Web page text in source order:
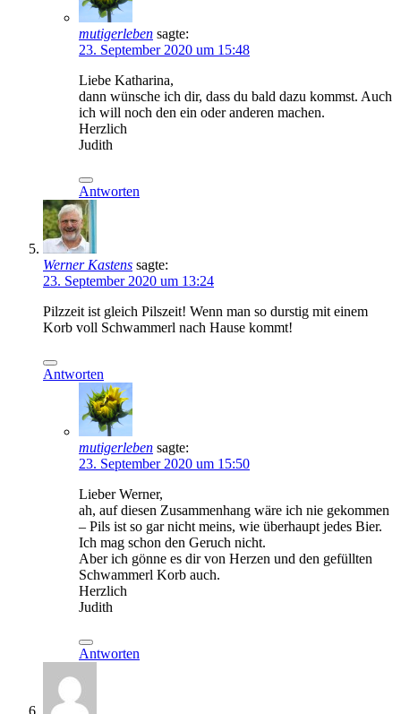
mutigerleben sagte:
23. September 2020 um 15:48
Liebe Katharina,
dann wünsche ich dir, dass du bald dazu kommst. Auch
ich will noch den ein oder anderen machen.
Herzlich
Judith
Antworten
Werner Kastens sagte:
23. September 2020 um 13:24
Pilzzeit ist gleich Pilszeit! Wenn man so durstig mit einem
Korb voll Schwammerl nach Hause kommt!
Antworten
mutigerleben sagte:
23. September 2020 um 15:50
Lieber Werner,
ah, auf diesen Zusammenhang wäre ich nie gekommen
– Pils ist so gar nicht meins, wie überhaupt jedes Bier.
Ich mag schon den Geruch nicht.
Aber ich gönne es dir von Herzen und den gefüllten
Schwammerl Korb auch.
Herzlich
Judith
Antworten